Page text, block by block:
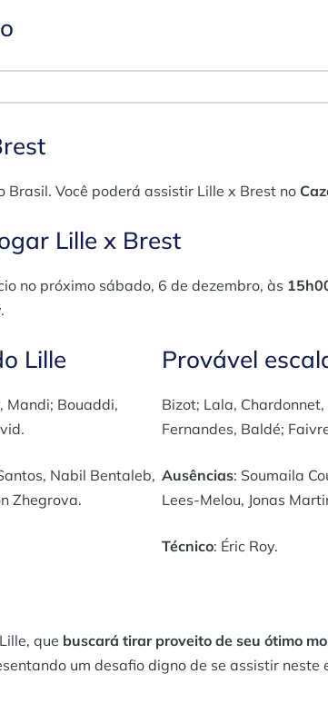
Brasil. Você poderá assistir Lille x Brest no
Lille x Brest
no próximo sábado, 6 de dezembro, às
Lille
Mandi; Bouaddi,
Nabil Bentaleb,
Zhegrova.
Provável
Bizot; Lala,
Fernandes, Baldé;
Ausências: Soumaila
Lees-Melou, Jonas
Técnico: Éric Roy.
que buscará tirar proveito de seu ótimo
um desafio digno de se assistir neste